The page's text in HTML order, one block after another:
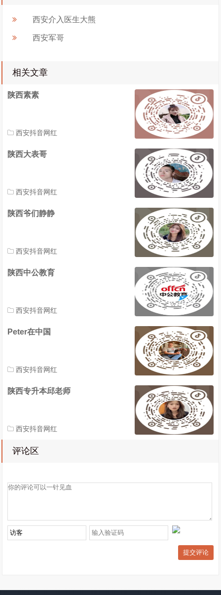
西安介入医生大熊
西安军哥
相关文章
陕西素素
西安抖音网红
陕西大表哥
西安抖音网红
陕西爷们静静
西安抖音网红
陕西中公教育
西安抖音网红
Peter在中国
西安抖音网红
陕西专升本邱老师
西安抖音网红
评论区
提交评论